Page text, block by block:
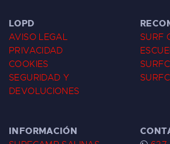
LOPD
AVISO LEGAL
PRIVACIDAD
COOKIES
SEGURIDAD Y
DEVOLUCIONES
SURF
INFORMACIÓN